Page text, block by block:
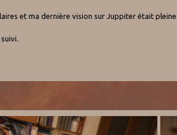
et ma dernière vision sur Juppiter était